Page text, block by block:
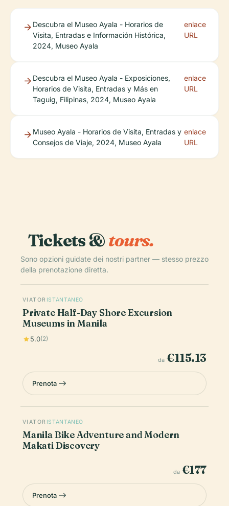
Descubra el Museo Ayala - Horarios de
Visita, Entradas e Información Histórica,
2024, Museo Ayala
enlace
URL
Descubra el Museo Ayala - Exposiciones,
Horarios de Visita, Entradas y Más en
Taguig, Filipinas, 2024, Museo Ayala
enlace
URL
Museo Ayala - Horarios de Visita, Entradas y
Consejos de Viaje, 2024, Museo Ayala
enlace
URL
Tickets &tours.
Sono opzioni guidate dei nostri partner — stesso prezzo
della prenotazione diretta.
VIATOR ISTANTANEO
Private Half-Day Shore Excursion
Museums in Manila
5.0(2)
da €115.13
Prenota
VIATOR ISTANTANEO
Manila Bike Adventure and Modern
Makati Discovery
da €177
Prenota